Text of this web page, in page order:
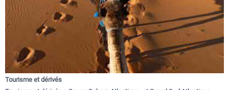
Tourisme et dérivés